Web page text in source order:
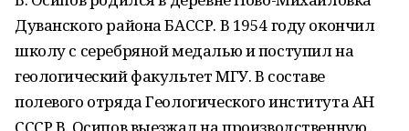
Дуванского района БАССР. В 1954 году окончил
школу с серебряной медалью и поступил на
геологический факультет МГУ. В составе
полевого отряда Геологического института АН